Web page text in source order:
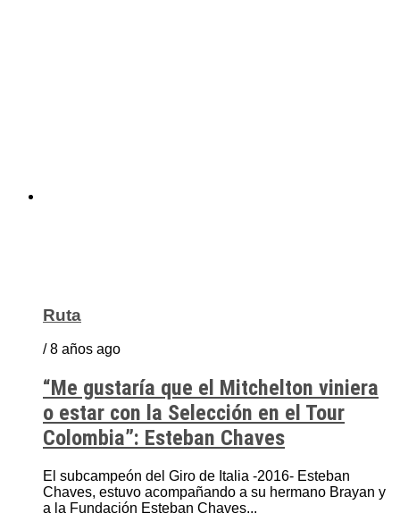
Ruta
/ 8 años ago
“Me gustaría que el Mitchelton viniera
o estar con la Selección en el Tour
Colombia”: Esteban Chaves
El subcampeón del Giro de Italia -2016- Esteban
Chaves, estuvo acompañando a su hermano Brayan y
a la Fundación Esteban Chaves...